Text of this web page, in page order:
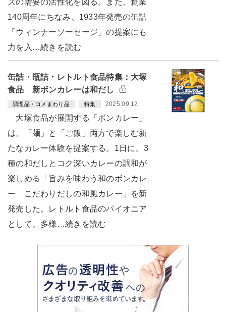
140周年にちなみ、1933年発売の缶詰
「ウィンナーソーセージ」の提案にも
力を入…続きを読む
缶詰・瓶詰・レトルト食品特集：大塚
食品 新ボンカレーは和だし
調理品・コメまわり品 特集 2025.09.12
大塚食品が展開する「ボンカレー」
は、「麺」と「ご飯」両方で楽しむ新
たなカレー体験を提案する。1日に、3
種の和だしとコク深いカレーの調和が
楽しめる「旨みを味わう和のボンカレ
ー こだわりだしの和風カレー」を新
発売した。レトルト食品のパイオニア
として、多様…続きを読む